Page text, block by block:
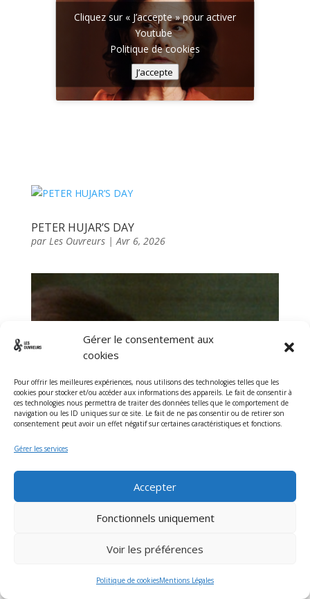
Gérer le consentement aux
cookies
Pour offrir les meilleures expériences, nous utilisons des technologies telles que les
cookies pour stocker et/ou accéder aux informations des appareils. Le fait de consentir à
ces technologies nous permettra de traiter des données telles que le comportement de
navigation ou les ID uniques sur ce site. Le fait de ne pas consentir ou de retirer son
consentement peut avoir un effet négatif sur certaines caractéristiques et fonctions.
Gérer les services
Accepter
Fonctionnels uniquement
Voir les préférences
Politique de cookiesMentions Légales
Cliquez sur « J’accepte » pour activer
Youtube
Politique de cookies
J’accepte
PETER HUJAR’S DAY
par Les Ouvreurs|Avr 6, 2026